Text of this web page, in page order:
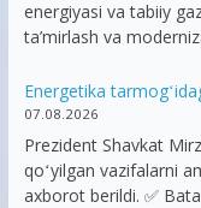
energiyasi va tabiiy
ta’mirlash va
Energetika
07.08.2026
Prezident Shavkat
qoʻyilgan vazifalarni
axborot berildi. ✅